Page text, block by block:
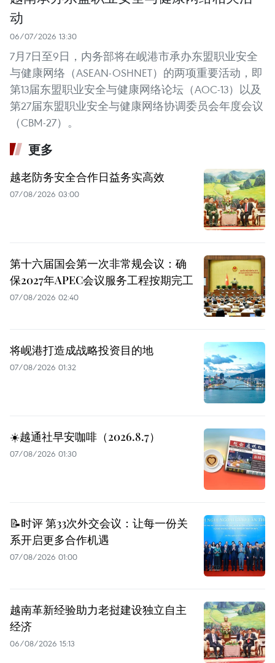
动
06/07/2026 13:30
7月7日至9日，内务部将在岘港市承办东盟职业安全
与健康网络（ASEAN-OSHNET）的两项重要活动，即
第13届东盟职业安全与健康网络论坛（AOC-13）以及
第27届东盟职业安全与健康网络协调委员会年度会议
（CBM-27）。
更多
越老防务安全合作日益务实高效
07/08/2026 03:00
第十六届国会第一次非常规会议：确
保2027年APEC会议服务工程按期完工
07/08/2026 02:40
将岘港打造成战略投资目的地
07/08/2026 01:32
☀️越通社早安咖啡（2026.8.7）
07/08/2026 01:30
📝时评 第33次外交会议：让每一份关
系开启更多合作机遇
07/08/2026 01:00
越南革新经验助力老挝建设独立自主
经济
06/08/2026 15:13